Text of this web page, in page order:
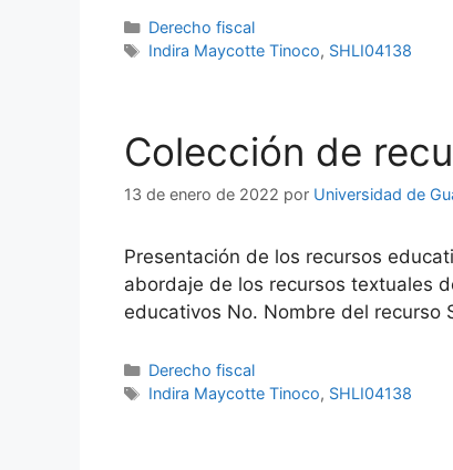
Categorías
Derecho fiscal
Etiquetas
Indira Maycotte Tinoco, SHLI04138
Colección de
13 de enero de 2022 por Universidad de
Presentación de los recursos
abordaje de los recursos textuales
educativos No. Nombre del recurso
Categorías
Derecho fiscal
Etiquetas
Indira Maycotte Tinoco, SHLI04138